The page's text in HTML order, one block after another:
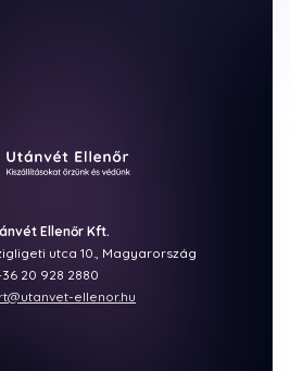
Ellenőr Kft.
utca 10., Magyarország
20 928 2880
ellenor.hu